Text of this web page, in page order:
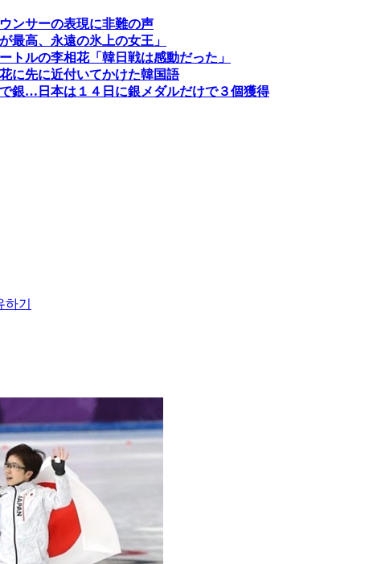
ンサーの表現に非難の声
最高、永遠の氷上の女王」
トルの李相花「韓日戦は感動だった」
に先に近付いてかけた韓国語
銀…日本は１４日に銀メダルだけで３個獲得
하기